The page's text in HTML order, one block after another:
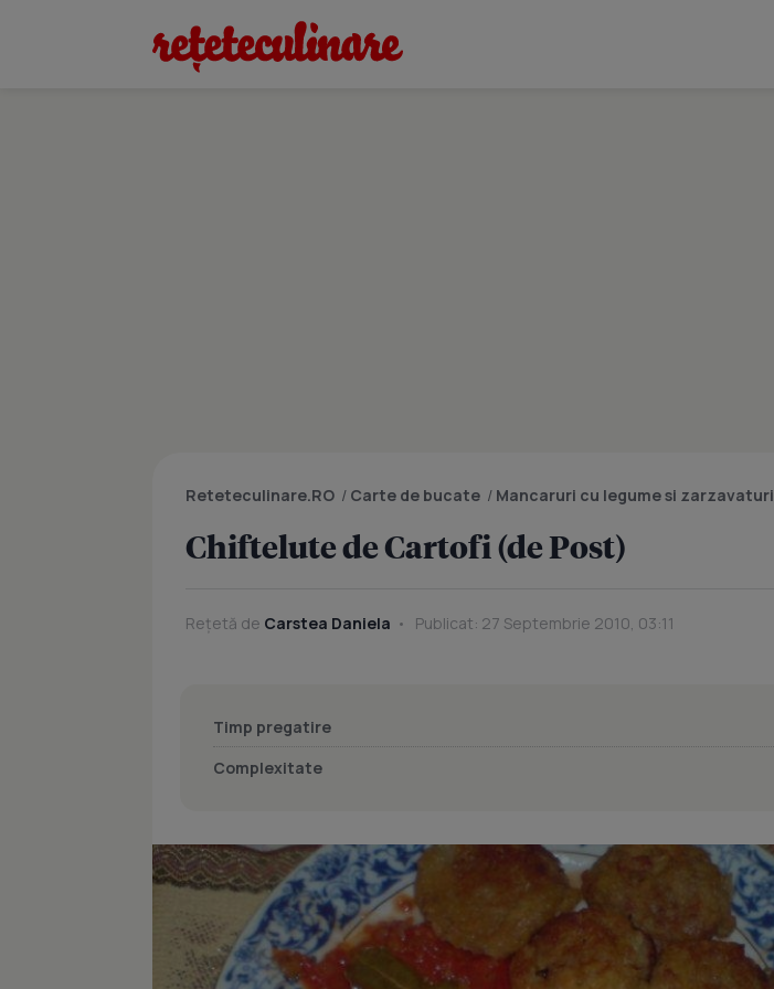
Reteteculinare.RO / Carte de bucate / Mancaruri cu legume si zarzavaturi
Chiftelute de Cartofi (de Post)
Rețetă de Carstea Daniela Publicat: 27 Septembrie 2010, 03:11
Timp pregatire
Complexitate